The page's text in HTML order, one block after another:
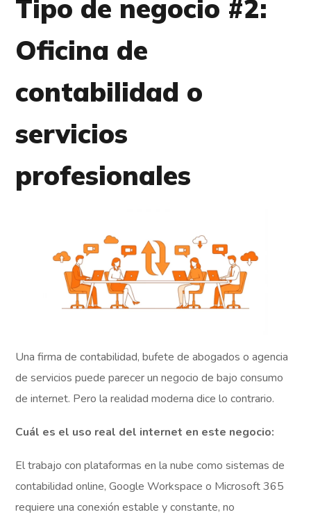
Tipo de negocio #2:
Oficina de
contabilidad o
servicios
profesionales
Una firma de contabilidad, bufete de abogados o agencia
de servicios puede parecer un negocio de bajo consumo
de internet. Pero la realidad moderna dice lo contrario.
Cuál es el uso real del internet en este negocio:
El trabajo con plataformas en la nube como sistemas de
contabilidad online, Google Workspace o Microsoft 365
requiere una conexión estable y constante, no